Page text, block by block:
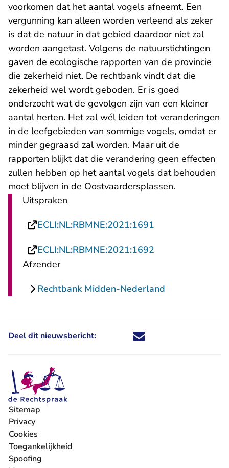
voorkomen dat het aantal vogels afneemt. Een
vergunning kan alleen worden verleend als zeker
is dat de natuur in dat gebied daardoor niet zal
worden aangetast. Volgens de natuurstichtingen
gaven de ecologische rapporten van de provincie
die zekerheid niet. De rechtbank vindt dat die
zekerheid wel wordt geboden. Er is goed
onderzocht wat de gevolgen zijn van een kleiner
aantal herten. Het zal wél leiden tot veranderingen
in de leefgebieden van sommige vogels, omdat er
minder gegraasd zal worden. Maar uit de
rapporten blijkt dat die verandering geen effecten
zullen hebben op het aantal vogels dat behouden
moet blijven in de Oostvaardersplassen.
Uitspraken
ECLI:NL:RBMNE:2021:1691
ECLI:NL:RBMNE:2021:1692
Afzender
Rechtbank Midden-Nederland
Deel dit nieuwsbericht: Deel dit nieuwsbericht via X -
Deel dit nieuwsbericht via
Deel dit nieuwsbericht
Deel dit
Sitemap
Privacy
Cookies
Toegankelijkheid
Spoofing